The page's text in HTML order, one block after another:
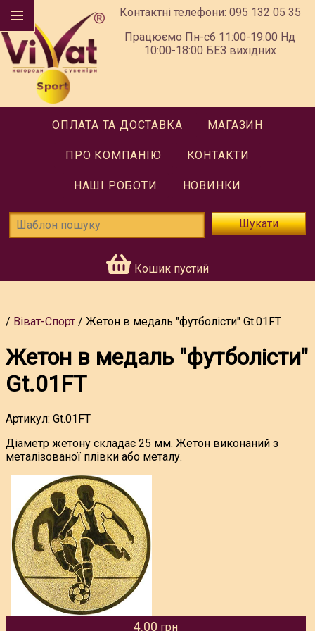
Контактні телефони: 095 132 05 35
Працюємо Пн-сб 11:00-19:00 Нд
10:00-18:00 БЕЗ вихідних
ОПЛАТА ТА ДОСТАВКА МАГАЗИН
ПРО КОМПАНІЮ КОНТАКТИ
НАШІ РОБОТИ НОВИНКИ
Шукати
Кошик пустий
Віват-Спорт Жетон в медаль "футболісти" Gt.01FT
Жетон в медаль "футболісти"
Gt.01FT
Артикул: Gt.01FT
Діаметр жетону складає 25 мм. Жетон виконаний з
металізованої плівки або металу.
4.00 грн